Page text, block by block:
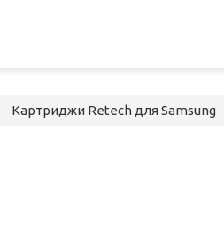
Картриджи Retech для Samsung